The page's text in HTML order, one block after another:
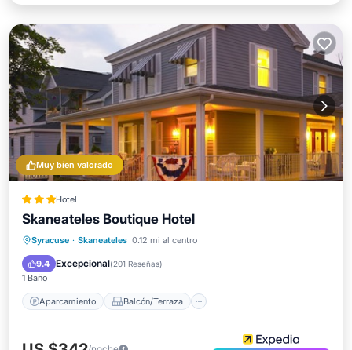
Muy bien valorado
Hotel
Skaneateles Boutique Hotel
Syracuse · Skaneateles 0.12 mi al centro
9.4 Excepcional(201 Reseñas)
1 Baño
Aparcamiento Balcón/Terraza
Aparcamiento
Balcón/Terraza
Cocina
Aire acondicionado